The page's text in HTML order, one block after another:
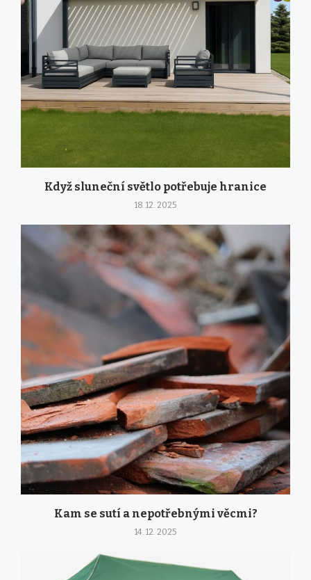
Když sluneční světlo potřebuje hranice
18. 12. 2025
Kam se sutí a nepotřebnými věcmi?
14. 12. 2025